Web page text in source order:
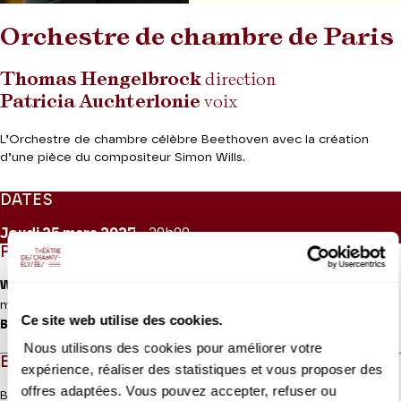
Ce site web utilise des cookies.
Nous utilisons des cookies pour améliorer votre
expérience, réaliser des statistiques et vous proposer des
offres adaptées. Vous pouvez accepter, refuser ou
Orchestre de chambre de Paris
Thomas Hengelbrockdirection
Patricia Auchterlonie voix
L’Orchestre de chambre célèbre Beethoven avec la création
d’une pièce du compositeur Simon Wills.
DATES
Jeudi 25mars 2027- 20h00
PROGRAMME
Wills
mondiale pour le bicentenaire de la mort de Beethoven)
BeethovenSymphonie n° 4 op. 60
EN QUELQUES MOTS
Beethoven était hanté par l’idée du héros – homme ou femme –